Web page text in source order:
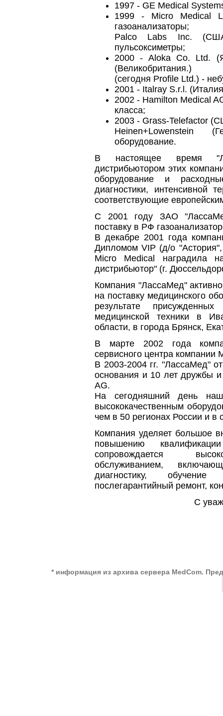
1997 - GE Medical
1999 - Micro Medical
газоанализаторы;
Palco Labs Inc.
пульсоксиметры;
2000 - Aloka Co. Ltd.
(Великобритания.)
(сегодня Profile Ltd.) -
2001 - Italray S.r.l.
2002 - Hamilton Medical
класса;
2003 - Grass-Telefactor
Heinen+Lowenstein
оборудование.
В настоящее время
дистрибьютором этих
оборудование и
диагностики, интенсивной
соответствующие
С 2001 году ЗАО
поставку в РФ
В декабре 2001 года
Дипломом VIP (д/о
Micro Medical наградила
дистрибьютор" (г.
Компания "ЛассаМед"
на поставку медицинского
результате
медицинской техники в
области, в города Брянск,
В марте 2002 года
сервисного центра компании
В 2003-2004 гг. "ЛассаМед"
основания и 10 лет дружбы и
AG.
На сегодняшний день
высококачественным
чем в 50 регионах России и в
Компания уделяет большое
повышению
сопровождается
обслуживанием,
диагностику,
послегарантийный ремонт,
С
* информация из архива сервера MedCom.